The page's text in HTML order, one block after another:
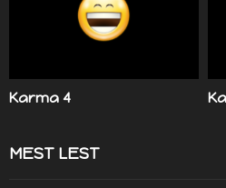
Karma 4
MEST LEST